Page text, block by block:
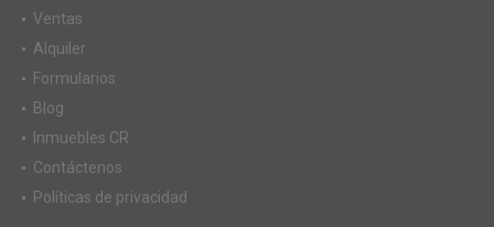
Ventas
Alquiler
Formularios
Blog
Inmuebles CR
Contáctenos
Políticas de privacidad